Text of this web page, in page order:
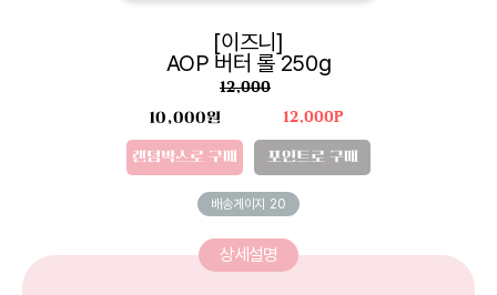
[이즈니]
AOP 버터 롤 250g
12,000
10,000원
랜덤박스로 구매
12,000P
포인트로 구매
배송게이지 20
상세설명